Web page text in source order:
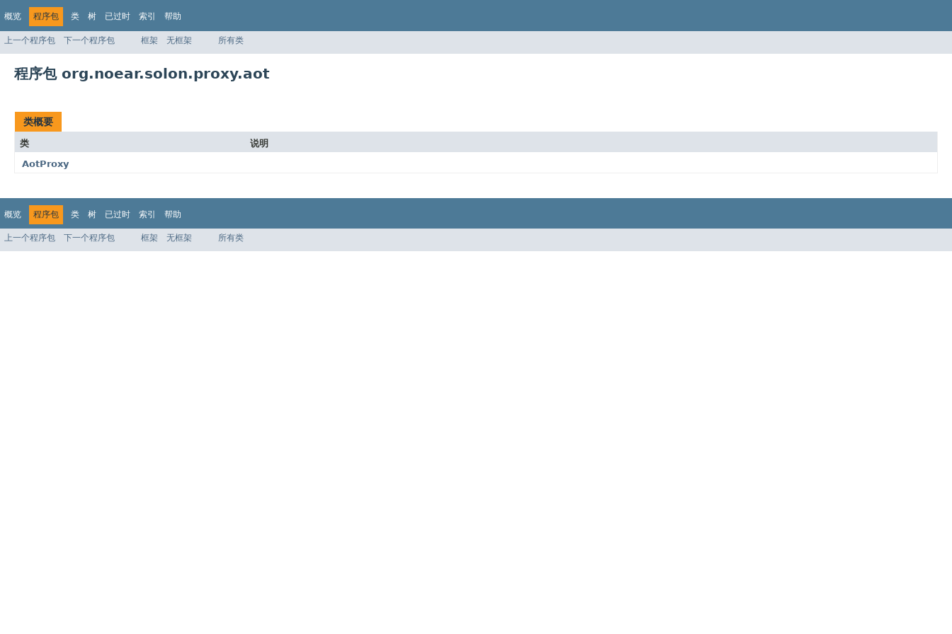
概览 程序包 类 树 已过时 索引 帮助
上一个程序包 下一个程序包 框架 无框架 所有类
程序包 org.noear.solon.proxy.aot
类概要
类
说明
AotProxy
概览 程序包 类 树 已过时 索引 帮助
上一个程序包 下一个程序包 框架 无框架 所有类